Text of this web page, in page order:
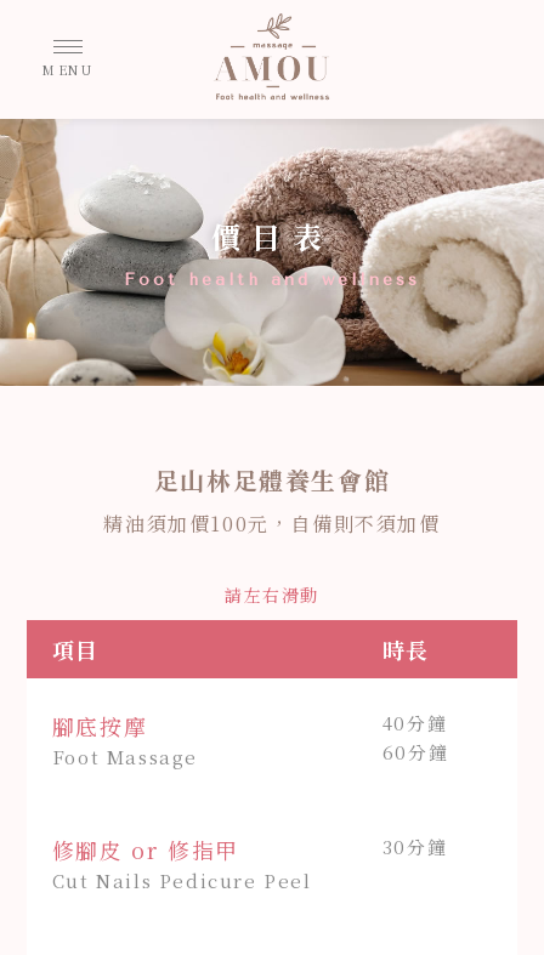
價目表
足山林足體養生會館
精油須加價100元，自備則不須加價
請左右滑動
項目 時長
腳底按摩
Foot Massage
40分鐘
60分鐘
修腳皮 or 修指甲
Cut Nails Pedicure Peel
30分鐘